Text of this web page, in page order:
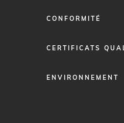
CONFORMITÉ
CERTIFICATS
ENVIRONNEMENT